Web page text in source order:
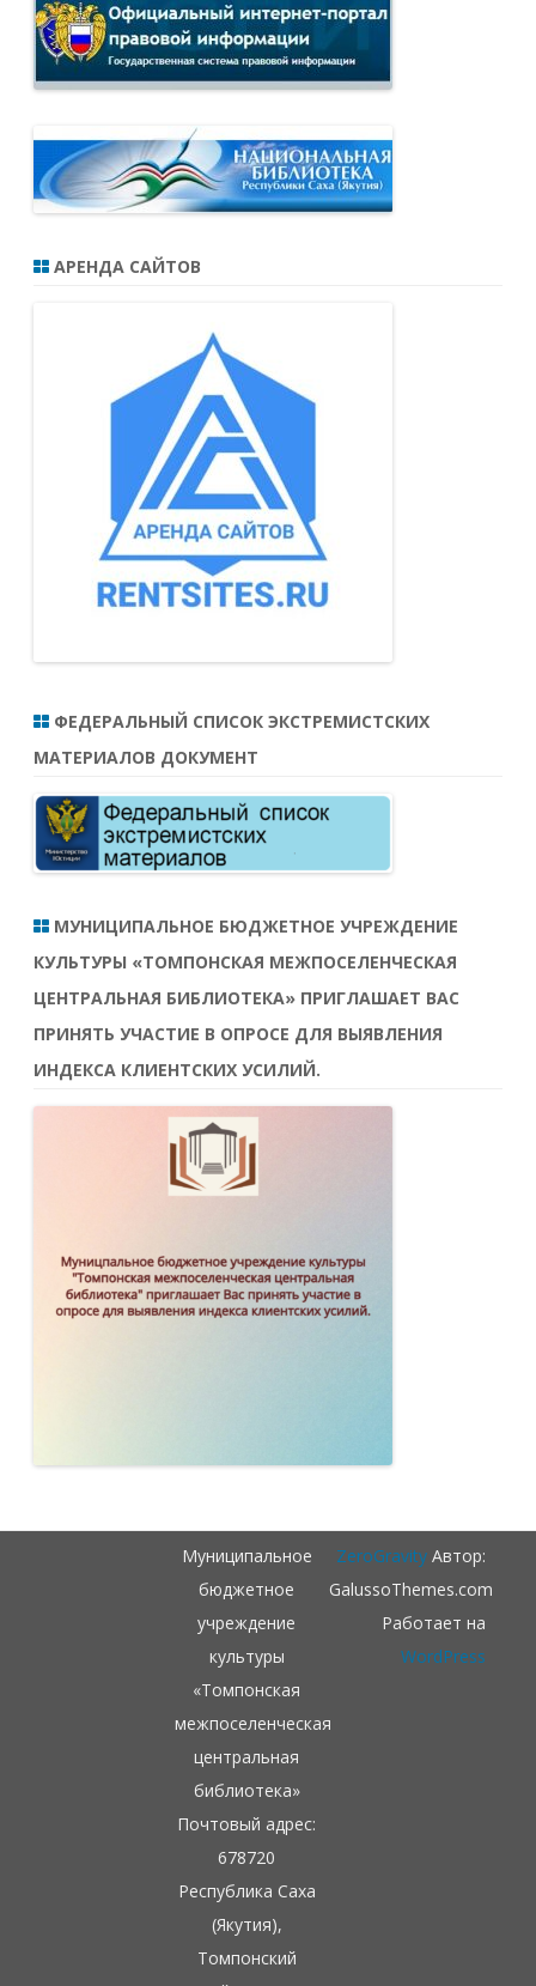
АРЕНДА САЙТОВ
ФЕДЕРАЛЬНЫЙ СПИСОК ЭКСТРЕМИСТСКИХ
МАТЕРИАЛОВ ДОКУМЕНТ
МУНИЦИПАЛЬНОЕ БЮДЖЕТНОЕ УЧРЕЖДЕНИЕ
КУЛЬТУРЫ «ТОМПОНСКАЯ МЕЖПОСЕЛЕНЧЕСКАЯ
ЦЕНТРАЛЬНАЯ БИБЛИОТЕКА» ПРИГЛАШАЕТ ВАС
ПРИНЯТЬ УЧАСТИЕ В ОПРОСЕ ДЛЯ ВЫЯВЛЕНИЯ
ИНДЕКСА КЛИЕНТСКИХ УСИЛИЙ.
Муниципальное
бюджетное
учреждение
культуры
«Томпонская
межпоселенческая
центральная
библиотека»
Почтовый адрес:
678720
Республика Саха
(Якутия),
Томпонский
ZeroGravityАвтор:
GalussoThemes.com
Работает на
WordPress